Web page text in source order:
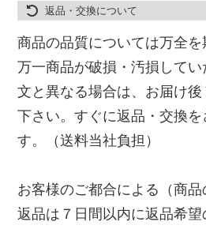
返品・交換について
商品の品質については万全を
万一商品が破損・汚損して
文と異なる場合は、お届け
下さい。すぐに返品・交換を
す。（送料当社負担）
お客様のご都合による（商品
返品は７日間以内に返品希